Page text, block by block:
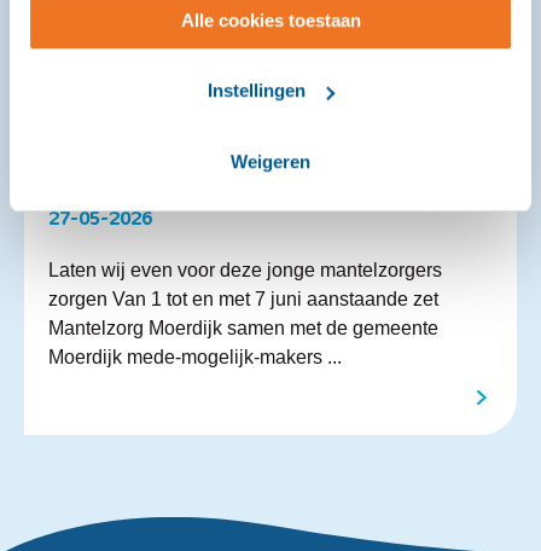
Alle cookies toestaan
Instellingen
Weigeren
Week van de Mede‑mogelijk‑makers
27-05-2026
Laten wij even voor deze jonge mantelzorgers
zorgen Van 1 tot en met 7 juni aanstaande zet
Mantelzorg Moerdijk samen met de gemeente
Moerdijk mede-mogelijk-makers ...